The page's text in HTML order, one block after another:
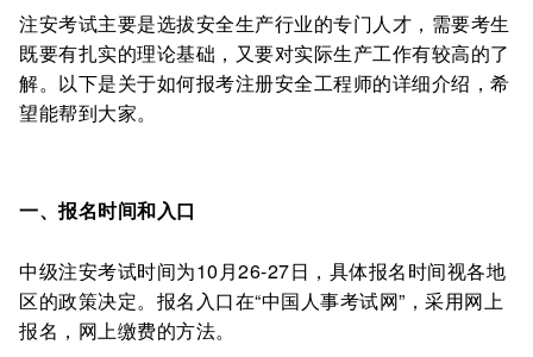
注安考试主要是选拔安全生产行业的专门人才，需要考生
既要有扎实的理论基础，又要对实际生产工作有较高的了
解。以下是关于如何报考注册安全工程师的详细介绍，希
望能帮到大家。
一、报名时间和入口
中级注安考试时间为10月26-27日，具体报名时间视各地
区的政策决定。报名入口在“中国人事考试网”，采用网上
报名，网上缴费的方法。